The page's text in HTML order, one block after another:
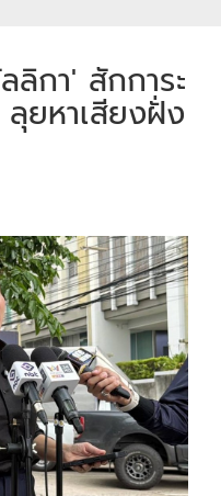
ลิกา' สักการะ
ลุยหาเสียงฝั่ง